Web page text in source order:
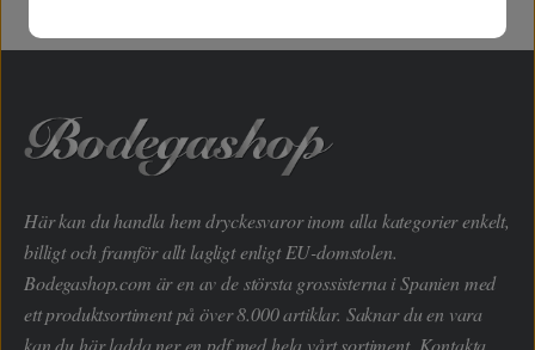
Här kan du handla hem dryckesvaror inom alla kategorier enkelt,
billigt och framför allt lagligt enligt EU-domstolen.
Bodegashop.com är en av de största grossisterna i Spanien med
ett produktsortiment på över 8.000 artiklar. Saknar du en vara
kan du här ladda ner en pdf med hela vårt sortiment. Kontakta